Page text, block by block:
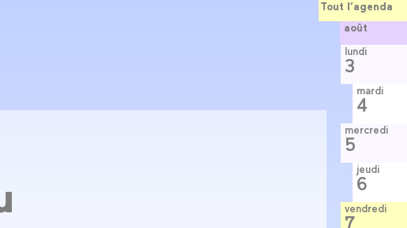
Tout l’agenda
août
lundi
3
mardi
4
mercredi
5
jeudi
6
vendredi
7